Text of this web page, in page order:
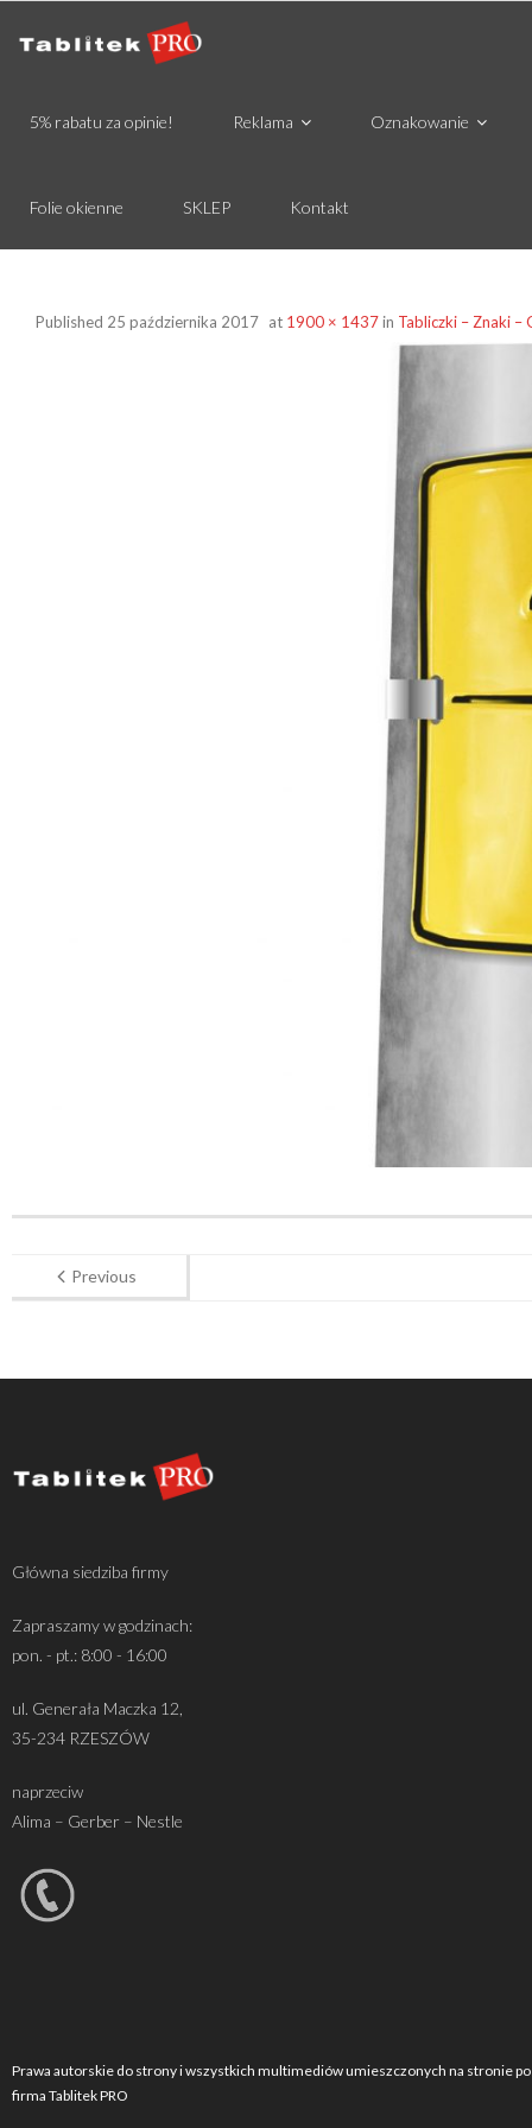
5% rabatu za opinie! Reklama Oznakowanie
Folie okienne SKLEP Kontakt
Published 25 października 2017 at 1900 × 1437in Tabliczki – Znaki –
Previous
Główna siedziba firmy
Zapraszamy w godzinach:
pon. - pt.: 8:00 - 16:00
ul. Generała Maczka 12,
35-234 RZESZÓW
naprzeciw
Alima – Gerber – Nestle
Prawa autorskie do strony i wszystkich multimediów umieszczonych na stronie
firma Tablitek PRO